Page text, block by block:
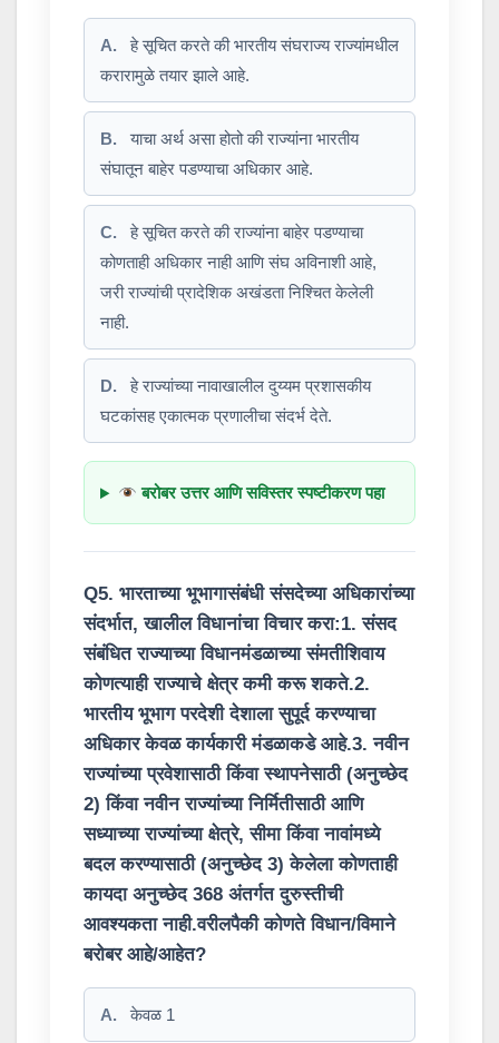
A.
हे सूचित करते की भारतीय संघराज्य राज्यांमधील
करारामुळे तयार झाले आहे.
B.
याचा अर्थ असा होतो की राज्यांना भारतीय
संघातून बाहेर पडण्याचा अधिकार आहे.
C.
हे सूचित करते की राज्यांना बाहेर पडण्याचा
कोणताही अधिकार नाही आणि संघ अविनाशी आहे,
जरी राज्यांची प्रादेशिक अखंडता निश्चित केलेली
नाही.
D.
हे राज्यांच्या नावाखालील दुय्यम प्रशासकीय
घटकांसह एकात्मक प्रणालीचा संदर्भ देते.
बरोबर उत्तर आणि सविस्तर स्पष्टीकरण पहा
Q5. भारताच्या भूभागासंबंधी संसदेच्या अधिकारांच्या
संदर्भात, खालील विधानांचा विचार करा:1. संसद
संबंधित राज्याच्या विधानमंडळाच्या संमतीशिवाय
कोणत्याही राज्याचे क्षेत्र कमी करू शकते.2.
भारतीय भूभाग परदेशी देशाला सुपूर्द करण्याचा
अधिकार केवळ कार्यकारी मंडळाकडे आहे.3. नवीन
राज्यांच्या प्रवेशासाठी किंवा स्थापनेसाठी (अनुच्छेद
2) किंवा नवीन राज्यांच्या निर्मितीसाठी आणि
सध्याच्या राज्यांच्या क्षेत्रे, सीमा किंवा नावांमध्ये
बदल करण्यासाठी (अनुच्छेद 3) केलेला कोणताही
कायदा अनुच्छेद 368 अंतर्गत दुरुस्तीची
आवश्यकता नाही.वरीलपैकी कोणते विधान/विमाने
बरोबर आहे/आहेत?
A. केवळ 1